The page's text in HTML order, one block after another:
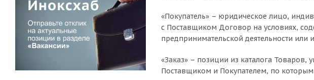
«Покупатель» – юридическое лицо,
с Поставщиком Договор на условиях,
предпринимательской деятельности
«Заказ» – позиции из каталога
Поставщиком и Покупателем, по